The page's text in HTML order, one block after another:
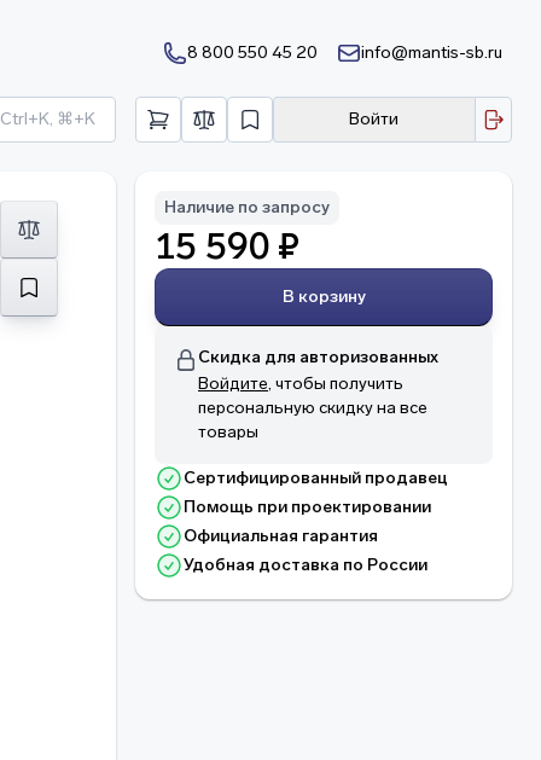
8 800 550 45 20 info@mantis-sb.ru
Ctrl+K, ⌘+K Войти
Наличие по запросу
15 590 ₽
В корзину
Скидка для авторизованных
Войдите, чтобы получить
персональную скидку на все
товары
Сертифицированный продавец
Помощь при проектировании
Официальная гарантия
Удобная доставка по России